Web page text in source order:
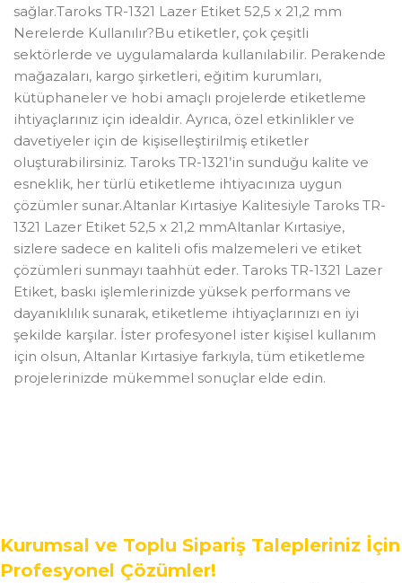
sağlar.Taroks TR-1321 Lazer Etiket 52,5 x 21,2 mm
Nerelerde Kullanılır?Bu etiketler, çok çeşitli
sektörlerde ve uygulamalarda kullanılabilir. Perakende
mağazaları, kargo şirketleri, eğitim kurumları,
kütüphaneler ve hobi amaçlı projelerde etiketleme
ihtiyaçlarınız için idealdir. Ayrıca, özel etkinlikler ve
davetiyeler için de kişiselleştirilmiş etiketler
oluşturabilirsiniz. Taroks TR-1321’in sunduğu kalite ve
esneklik, her türlü etiketleme ihtiyacınıza uygun
çözümler sunar.Altanlar Kırtasiye Kalitesiyle Taroks TR-
1321 Lazer Etiket 52,5 x 21,2 mmAltanlar Kırtasiye,
sizlere sadece en kaliteli ofis malzemeleri ve etiket
çözümleri sunmayı taahhüt eder. Taroks TR-1321 Lazer
Etiket, baskı işlemlerinizde yüksek performans ve
dayanıklılık sunarak, etiketleme ihtiyaçlarınızı en iyi
şekilde karşılar. İster profesyonel ister kişisel kullanım
için olsun, Altanlar Kırtasiye farkıyla, tüm etiketleme
projelerinizde mükemmel sonuçlar elde edin.
Kurumsal ve Toplu Sipariş Talepleriniz İçin
Profesyonel Çözümler!